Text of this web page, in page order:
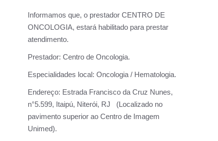
Informamos que, o prestador CENTRO DE
ONCOLOGIA, estará habilitado para prestar
atendimento.
Prestador: Centro de Oncologia.
Especialidades local: Oncologia / Hematologia.
Endereço: Estrada Francisco da Cruz Nunes,
n°5.599, Itaipú, Niterói, RJ (Localizado no
pavimento superior ao Centro de Imagem
Unimed).